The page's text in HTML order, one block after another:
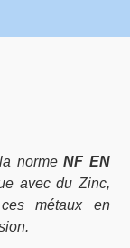
normeNF EN
avec du Zinc,
métaux en